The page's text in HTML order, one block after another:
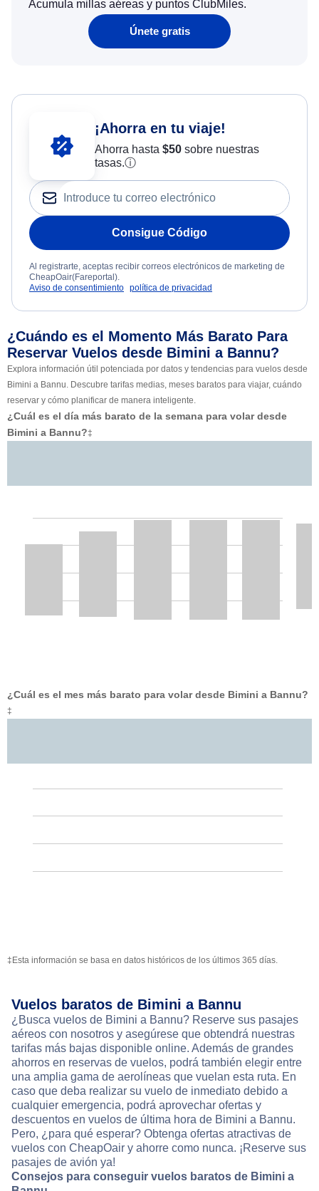
Acumula millas aéreas y puntos ClubMiles.
Únete gratis
¡Ahorra en tu viaje!
Ahorra hasta $50sobre nuestras
tasas.ⓘ
Consigue Código
Al registrarte, aceptas recibir correos electrónicos de marketing de
CheapOair(Fareportal).
Aviso de consentimiento política de privacidad
¿Cuándo es el Momento Más Barato Para
Reservar Vuelos desde Bimini a Bannu?
Explora información útil potenciada por datos y tendencias para vuelos desde
Bimini a Bannu. Descubre tarifas medias, meses baratos para viajar, cuándo
reservar y cómo planificar de manera inteligente.
¿Cuál es el día más barato de la semana para volar desde
Bimini a Bannu?‡
¿Cuál es el mes más barato para volar desde Bimini a Bannu?
‡
‡Esta información se basa en datos históricos de los últimos 365 días.
Vuelos baratos de Bimini a Bannu
¿Busca vuelos de Bimini a Bannu? Reserve sus pasajes
aéreos con nosotros y asegúrese que obtendrá nuestras
tarifas más bajas disponible online. Además de grandes
ahorros en reservas de vuelos, podrá también elegir entre
una amplia gama de aerolíneas que vuelan esta ruta. En
caso que deba realizar su vuelo de inmediato debido a
cualquier emergencia, podrá aprovechar ofertas y
descuentos en vuelos de última hora de Bimini a Bannu.
Pero, ¿para qué esperar? Obtenga ofertas atractivas de
vuelos con CheapOair y ahorre como nunca. ¡Reserve sus
pasajes de avión ya!
Consejos para conseguir vuelos baratos de Bimini a